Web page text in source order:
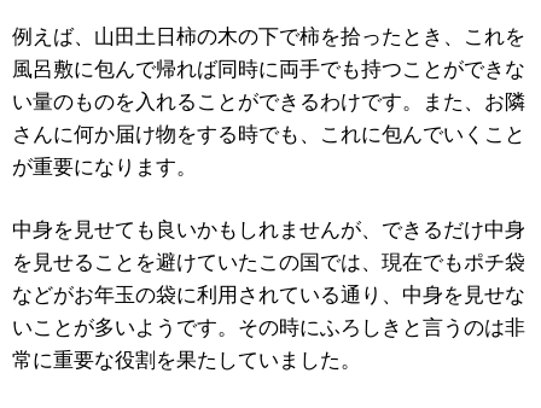
例えば、山田土日柿の木の下で柿を拾ったとき、これを
風呂敷に包んで帰れば同時に両手でも持つことができな
い量のものを入れることができるわけです。また、お隣
さんに何か届け物をする時でも、これに包んでいくこと
が重要になります。
中身を見せても良いかもしれませんが、できるだけ中身
を見せることを避けていたこの国では、現在でもポチ袋
などがお年玉の袋に利用されている通り、中身を見せな
いことが多いようです。その時にふろしきと言うのは非
常に重要な役割を果たしていました。